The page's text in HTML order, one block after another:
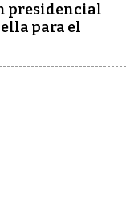
presidencial
para el